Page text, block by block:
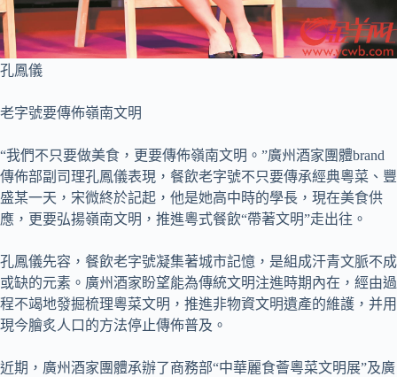
孔鳳儀
老字號要傳佈嶺南文明
“我們不只要做美食，更要傳佈嶺南文明。”廣州酒家團體brand
傳佈部副司理孔鳳儀表現，餐飲老字號不只要傳承經典粵菜、豐
盛某一天，宋微終於記起，他是她高中時的學長，現在美食供
應，更要弘揚嶺南文明，推進粵式餐飲“帶著文明”走出往。
孔鳳儀先容，餐飲老字號凝集著城市記憶，是組成汗青文脈不成
或缺的元素。廣州酒家盼望能為傳統文明注進時期內在，經由過
程不竭地發掘梳理粵菜文明，推進非物資文明遺產的維護，并用
現今膾炙人口的方法停止傳佈普及。
近期，廣州酒家團體承辦了商務部“中華麗食薈粵菜文明展”及廣